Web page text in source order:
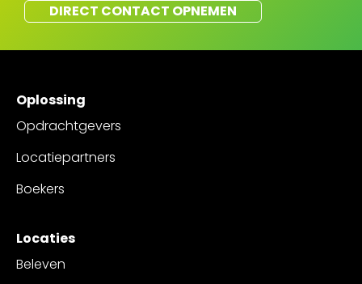
DIRECT CONTACT OPNEMEN
Oplossing
Opdrachtgevers
Locatiepartners
Boekers
Locaties
Beleven